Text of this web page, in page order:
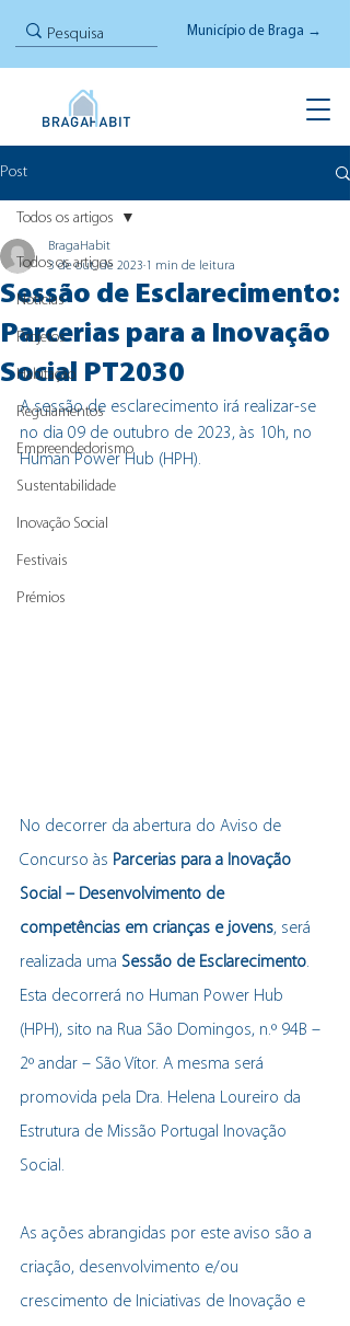
Município de Braga →
Post
Todos os artigos
Notícias
Projetos
Habitação
Regulamentos
Empreendedorismo
Sustentabilidade
Inovação Social
Festivais
Prémios
Todos os artigos
Sessão de Esclarecimento:
Parcerias para a Inovação
Social PT2030
BragaHabit
3 de out. de 2023 1 min de leitura
A sessão de esclarecimento irá realizar-se
no dia 09 de outubro de 2023, às 10h, no
Human Power Hub (HPH).
No decorrer da abertura do Aviso de
Concurso às Parcerias para a Inovação
Social – Desenvolvimento de
competências em crianças e jovens, será
realizada uma Sessão de Esclarecimento.
Esta decorrerá no Human Power Hub
(HPH), sito na Rua São Domingos, n.º 94B –
2º andar – São Vítor. A mesma será
promovida pela Dra. Helena Loureiro da
Estrutura de Missão Portugal Inovação
Social.
As ações abrangidas por este aviso são a
criação, desenvolvimento e/ou
crescimento de I niciativas de Inovação e